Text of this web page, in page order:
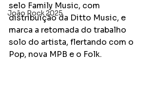
João Rock 2025
selo Family Music, com
distribuição da Ditto Music, e
marca a retomada do trabalho
solo do artista, flertando com o
Pop, nova MPB e o Folk.